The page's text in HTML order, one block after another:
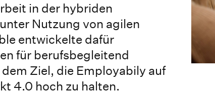
in der hybriden
Nutzung von agilen
entwickelte dafür
für berufsbegleitend
Ziel, die Employabily auf
4.0 hoch zu halten.